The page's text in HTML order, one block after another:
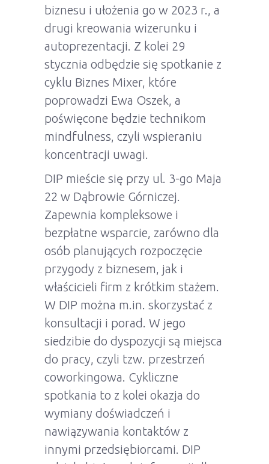
biznesu i ułożenia go w 2023 r., a
drugi kreowania wizerunku i
autoprezentacji. Z kolei 29
stycznia odbędzie się spotkanie z
cyklu Biznes Mixer, które
poprowadzi Ewa Oszek, a
poświęcone będzie technikom
mindfulness, czyli wspieraniu
koncentracji uwagi.
DIP mieście się przy ul. 3-go Maja
22 w Dąbrowie Górniczej.
Zapewnia kompleksowe i
bezpłatne wsparcie, zarówno dla
osób planujących rozpoczęcie
przygody z biznesem, jak i
właścicieli firm z krótkim stażem.
W DIP można m.in. skorzystać z
konsultacji i porad. W jego
siedzibie do dyspozycji są miejsca
do pracy, czyli tzw. przestrzeń
coworkingowa. Cykliczne
spotkania to z kolei okazja do
wymiany doświadczeń i
nawiązywania kontaktów z
innymi przedsiębiorcami. DIP